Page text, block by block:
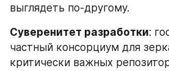
выглядеть по-другому.
Суверенитет разработки:
частный консорциум для
критически важных